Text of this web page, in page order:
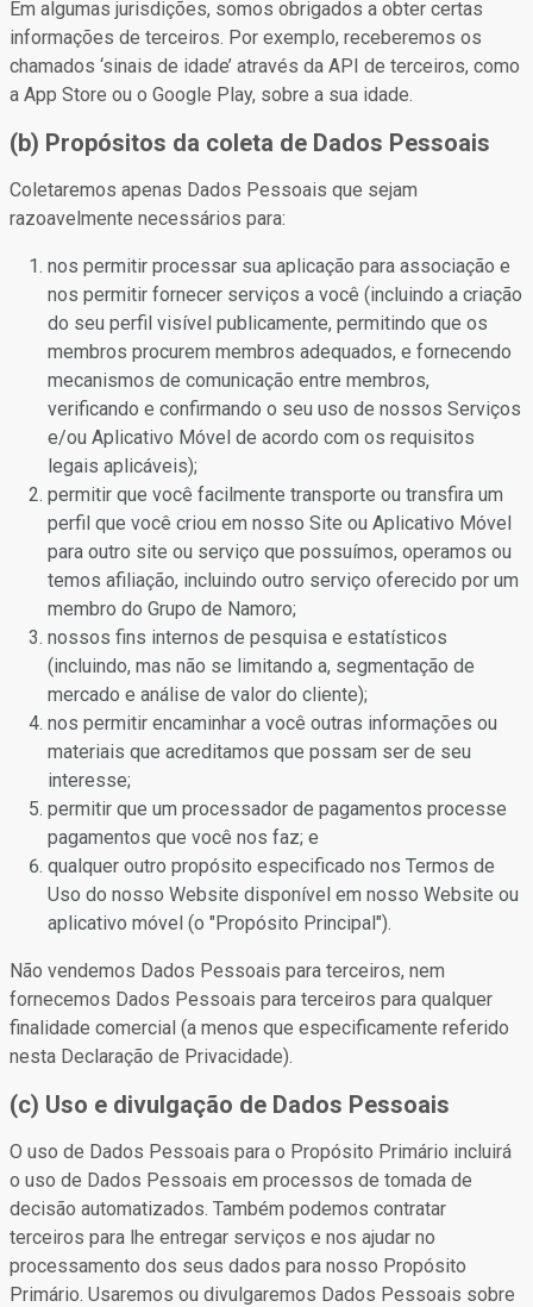
Em algumas jurisdições, somos obrigados a obter certas
informações de terceiros. Por exemplo, receberemos os
chamados ‘sinais de idade’ através da API de terceiros, como
a App Store ou o Google Play, sobre a sua idade.
(b) Propósitos da coleta de Dados Pessoais
Coletaremos apenas Dados Pessoais que sejam
razoavelmente necessários para:
nos permitir processar sua aplicação para associação e
nos permitir fornecer serviços a você (incluindo a criação
do seu perfil visível publicamente, permitindo que os
membros procurem membros adequados, e fornecendo
mecanismos de comunicação entre membros,
verificando e confirmando o seu uso de nossos Serviços
e/ou Aplicativo Móvel de acordo com os requisitos
legais aplicáveis);
permitir que você facilmente transporte ou transfira um
perfil que você criou em nosso Site ou Aplicativo Móvel
para outro site ou serviço que possuímos, operamos ou
temos afiliação, incluindo outro serviço oferecido por um
membro do Grupo de Namoro;
nossos fins internos de pesquisa e estatísticos
(incluindo, mas não se limitando a, segmentação de
mercado e análise de valor do cliente);
nos permitir encaminhar a você outras informações ou
materiais que acreditamos que possam ser de seu
interesse;
permitir que um processador de pagamentos processe
pagamentos que você nos faz; e
qualquer outro propósito especificado nos Termos de
Uso do nosso Website disponível em nosso Website ou
aplicativo móvel (o "Propósito Principal").
Não vendemos Dados Pessoais para terceiros, nem
fornecemos Dados Pessoais para terceiros para qualquer
finalidade comercial (a menos que especificamente referido
nesta Declaração de Privacidade).
(c) Uso e divulgação de Dados Pessoais
O uso de Dados Pessoais para o Propósito Primário incluirá
o uso de Dados Pessoais em processos de tomada de
decisão automatizados. Também podemos contratar
terceiros para lhe entregar serviços e nos ajudar no
processamento dos seus dados para nosso Propósito
Primário. Usaremos ou divulgaremos Dados Pessoais sobre